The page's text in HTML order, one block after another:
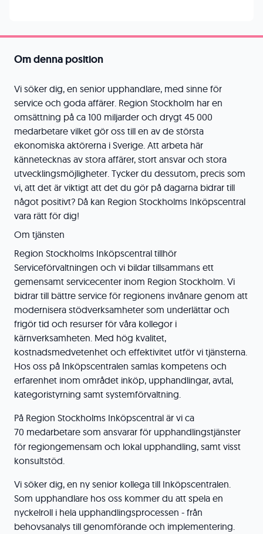
Om denna position
Vi söker dig, en senior upphandlare, med sinne för
service och goda affärer. Region Stockholm har en
omsättning på ca 100 miljarder och drygt 45 000
medarbetare vilket gör oss till en av de största
ekonomiska aktörerna i Sverige. Att arbeta här
kännetecknas av stora affärer, stort ansvar och stora
utvecklingsmöjligheter. Tycker du dessutom, precis som
vi, att det är viktigt att det du gör på dagarna bidrar till
något positivt? Då kan Region Stockholms Inköpscentral
vara rätt för dig!
Om tjänsten
Region Stockholms Inköpscentral tillhör
Serviceförvaltningen och vi bildar tillsammans ett
gemensamt servicecenter inom Region Stockholm. Vi
bidrar till bättre service för regionens invånare genom att
modernisera stödverksamheter som underlättar och
frigör tid och resurser för våra kollegor i
kärnverksamheten. Med hög kvalitet,
kostnadsmedvetenhet och effektivitet utför vi tjänsterna.
Hos oss på Inköpscentralen samlas kompetens och
erfarenhet inom området inköp, upphandlingar, avtal,
kategoristyrning samt systemförvaltning.
På Region Stockholms Inköpscentral är vi ca
70 medarbetare som ansvarar för upphandlingstjänster
för regiongemensam och lokal upphandling, samt visst
konsultstöd.
Vi söker dig, en ny senior kollega till Inköpscentralen.
Som upphandlare hos oss kommer du att spela en
nyckelroll i hela upphandlingsprocessen - från
behovsanalys till genomförande och implementering.